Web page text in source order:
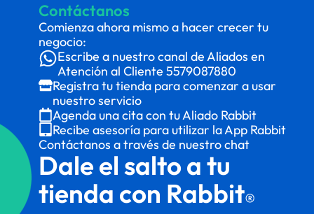
Contáctanos
Comienza ahora mismo a hacer crecer tu
negocio:
Escribe a nuestro canal de Aliados en
Atención al Cliente 5579087880
Registra tu tienda para comenzar a usar
nuestro servicio
Agenda una cita con tu Aliado Rabbit
Recibe asesoría para utilizar la App Rabbit
Contáctanos a través de nuestro chat
Dale el salto a tu
tienda con Rabbit®